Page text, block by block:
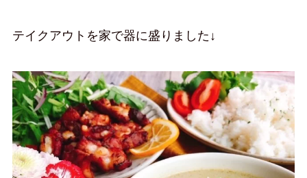
テイクアウトを家で器に盛りました↓